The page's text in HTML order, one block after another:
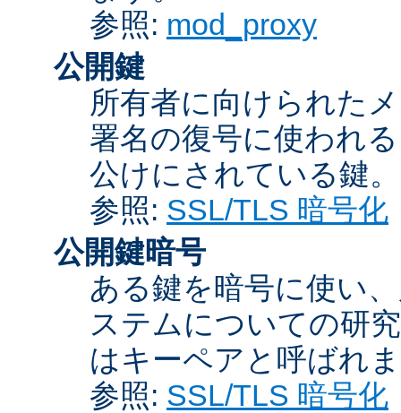
参照: mod_proxy
公開鍵
所有者に向けられた
署名の復号に使われ
公けにされている鍵。
参照: SSL/TLS 暗号化
公開鍵暗号
ある鍵を暗号に使い
ステムについての研
はキーペアと呼ばれ
参照: SSL/TLS 暗号化